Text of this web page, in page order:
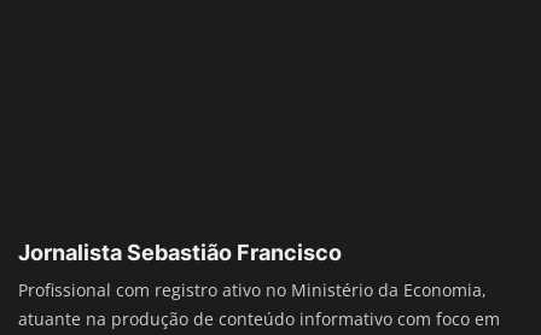
Jornalista Sebastião Francisco
Profissional com registro ativo no Ministério da Economia,
atuante na produção de conteúdo informativo com foco em